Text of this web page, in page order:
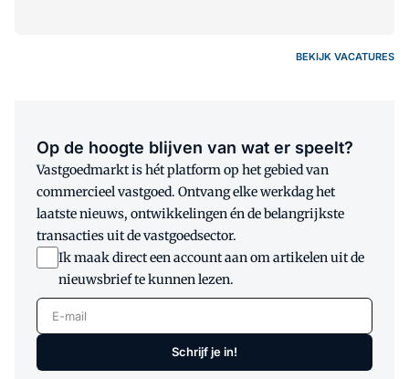
BEKIJK VACATURES
Op de hoogte blijven van wat er speelt?
Vastgoedmarkt is hét platform op het gebied van
commercieel vastgoed. Ontvang elke werkdag het
laatste nieuws, ontwikkelingen én de belangrijkste
transacties uit de vastgoedsector.
Ik maak direct een account aan om artikelen uit de
nieuwsbrief te kunnen lezen.
E-mail
Schrijf je in!